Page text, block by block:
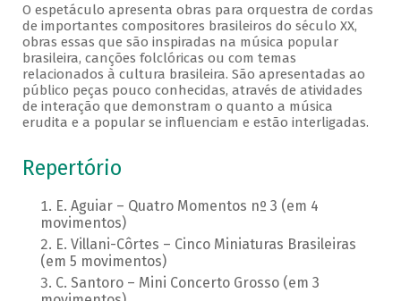
O espetáculo apresenta obras para orquestra de cordas
de importantes compositores brasileiros do século XX,
obras essas que são inspiradas na música popular
brasileira, canções folclóricas ou com temas
relacionados à cultura brasileira. São apresentadas ao
público peças pouco conhecidas, através de atividades
de interação que demonstram o quanto a música
erudita e a popular se influenciam e estão interligadas.
Repertório
E. Aguiar – Quatro Momentos nº 3 (em 4
movimentos)
E. Villani-Côrtes – Cinco Miniaturas Brasileiras
(em 5 movimentos)
C. Santoro – Mini Concerto Grosso (em 3